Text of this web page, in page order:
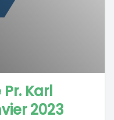
Pr. Karl
2023